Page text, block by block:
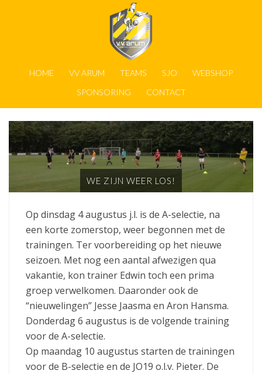
HOME VV ARUM TEAMS SJO
WEBSHOP
SPONSORING
CONTACT
WE ZIJN WEER LOS!
Op dinsdag 4 augustus j.l. is de A-selectie, na
een korte zomerstop, weer begonnen met de
trainingen. Ter voorbereiding op het nieuwe
seizoen. Met nog een aantal afwezigen qua
vakantie, kon trainer Edwin toch een prima
groep verwelkomen. Daaronder ook de
“nieuwelingen” Jesse Jaasma en Aron Hansma.
Donderdag 6 augustus is de volgende training
voor de A-selectie.
Op maandag 10 augustus starten de trainingen
voor de B-selectie en de JO19 o.l.v. Pieter. De